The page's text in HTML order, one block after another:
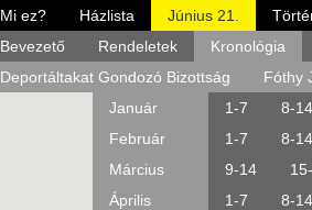
Mi ez?
Házlista
Kerületek:
I. II. V.
Június 21.
Előszó
Jelentkezők Részletes
Bevezető
Rendeletek
Kronológia
1920-1943
1944
Január
1-7
8-14
Február
1-7
8-14
Március
9-14
Április
1-7
8-14
Deportáltakat Gondozó Bizottság Fóthy